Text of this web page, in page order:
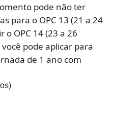
pode não ter
para o OPC 13 (21 a 24
OPC 14 (23 a 26
pode aplicar para
de 1 ano com